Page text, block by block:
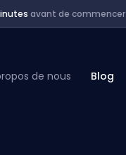
avant de commencer
de nous Blog